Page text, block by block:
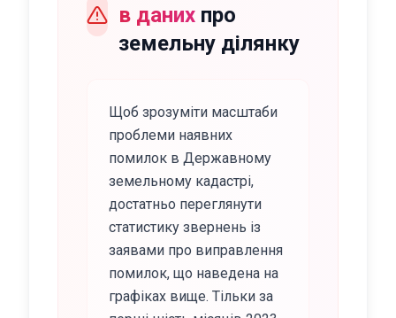
в даних про
земельну ділянку
Щоб зрозуміти масштаби
проблеми наявних
помилок в Державному
земельному кадастрі,
достатньо переглянути
статистику звернень із
заявами про виправлення
помилок, що наведена на
графіках вище. Тільки за